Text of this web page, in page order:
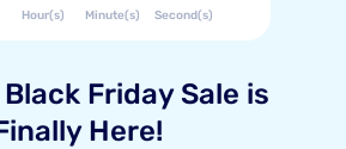
Hour(s) Minute(s) Second(s)
Friday Sale is
Here!